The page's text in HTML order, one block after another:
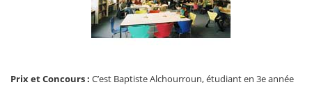
Prix et Concours : C’est Baptiste Alchourroun, étudiant en 3e année